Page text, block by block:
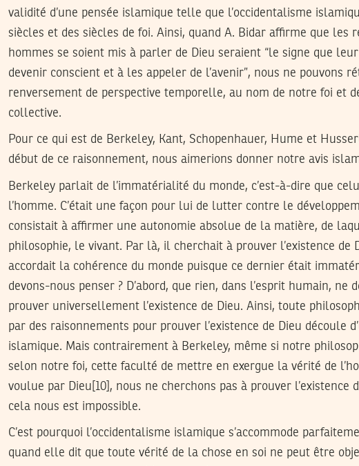
validité d’une pensée islamique telle que l’occidentalisme
siècles et des siècles de foi. Ainsi, quand A. Bidar affirme que les
hommes se soient mis à parler de Dieu seraient “le signe que
devenir conscient et à les appeler de l’avenir”, nous ne pouvons
renversement de perspective temporelle, au nom de notre foi et
collective.
Pour ce qui est de Berkeley, Kant, Schopenhauer, Hume et
début de ce raisonnement, nous aimerions donner notre avis
Berkeley parlait de l’immatérialité du monde, c’est-à-dire que
l’homme. C’était une façon pour lui de lutter contre le
consistait à affirmer une autonomie absolue de la matière, de
philosophie, le vivant. Par là, il cherchait à prouver l’existence de
accordait la cohérence du monde puisque ce dernier était
devons-nous penser ? D’abord, que rien, dans l’esprit humain, ne
prouver universellement l’existence de Dieu. Ainsi, toute
par des raisonnements pour prouver l’existence de Dieu découle
islamique. Mais contrairement à Berkeley, même si notre
selon notre foi, cette faculté de mettre en exergue la vérité de
voulue par Dieu[10], nous ne cherchons pas à prouver l’existence
cela nous est impossible.
C’est pourquoi l’occidentalisme islamique s’accommode
quand elle dit que toute vérité de la chose en soi ne peut être